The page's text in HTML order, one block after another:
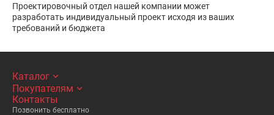
Проектировочный отдел нашей компании может
разработать индивидуальный проект исходя из ваших
требований и бюджета
Каталог
Покупателям
Контакты
Позвонить бесплатно